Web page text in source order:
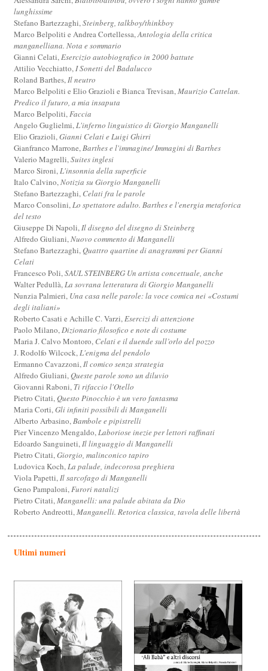
lunghissime
Stefano Bartezzaghi,Steinberg, talkboy/thinkboy
Marco Belpoliti e Andrea Cortellessa,Antologia della critica
manganelliana. Nota e sommario
Gianni Celati,Esercizio autobiografico in 2000 battute
Attilio Vecchiatto,I Sonetti del Badalucco
Roland Barthes,Il neutro
Marco Belpoliti e Elio Grazioli e Bianca Trevisan,Maurizio Cattelan.
Predico il futuro, a mia insaputa
Marco Belpoliti,Faccia
Angelo Guglielmi,L'inferno linguistico di Giorgio Manganelli
Elio Grazioli,Gianni Celati e Luigi Ghirri
Gianfranco Marrone,Barthes e l'immagine/ Immagini di Barthes
Valerio Magrelli,Suites inglesi
Marco Sironi,L'insonnia della superficie
Italo Calvino,Notizia su Giorgio Manganelli
Stefano Bartezzaghi, Celati fra le parole
Marco Consolini,Lo spettatore adulto. Barthes e l'energia metaforica
del testo
Giuseppe Di Napoli,Il disegno del disegno di Steinberg
Alfredo Giuliani,Nuovo commento di Manganelli
Stefano Bartezzaghi,Quattro quartine di anagrammi per Gianni
Celati
Francesco Poli,SAUL STEINBERG Un artista concettuale, anche
Walter Pedullà,La sovrana letteratura di Giorgio Manganelli
Nunzia Palmieri, Una casa nelle parole: la voce comica nei «Costumi
degli italiani»
Roberto Casati e Achille C. Varzi,Esercizi di attenzione
Paolo Milano,Dizionario filosofico e note di costume
Maria J. Calvo Montoro, Celati e il duende sull’orlo del pozzo
J. Rodolfo Wilcock,L'enigma del pendolo
Ermanno Cavazzoni,Il comico senza strategia
Alfredo Giuliani,Queste parole sono un diluvio
Giovanni Raboni, Ti rifaccio l'Otello
Pietro Citati,Questo Pinocchio è un vero fantasma
Maria Corti,Gli infiniti possibili di Manganelli
Alberto Arbasino,Bambole e pipistrelli
Pier Vincenzo Mengaldo,Laboriose inezie per lettori raffinati
Edoardo Sanguineti,Il linguaggio di Manganelli
Pietro Citati,Giorgio, malinconico tapiro
Ludovica Koch,La palude, indecorosa preghiera
Viola Papetti,Il sarcofago di Manganelli
Geno Pampaloni,Furori natalizi
Pietro Citati,Manganelli: una palude abitata da Dio
Roberto Andreotti,Manganelli. Retorica classica, tavola delle libertà
Ultimi numeri